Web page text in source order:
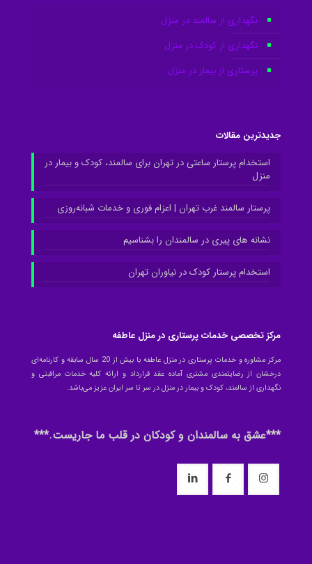
نگهداری از سالمند در منزل
نگهداری از کودک در منزل
پرستاری از بیمار در منزل
جدیدترین مقالات
استخدام پرستار ساعتی در تهران برای سالمند، کودک و بیمار در
منزل
پرستار سالمند غرب تهران | اعزام فوری و خدمات شبانه‌روزی
نشانه های پیری در سالمندان را بشناسیم
استخدام پرستار کودک در نیاوران تهران
مرکز تخصصی خدمات پرستاری در منزل عاطفه
مرکز مشاوره و خدمات پرستاری در منزل عاطفه با بیش از 20 سال سابقه و کارنامه‌ای
درخشان از رضایتمندی مشتری آماده عقد قرارداد و ارائه کلیه خدمات مراقبتی و
نگهداری از سالمند، کودک و بیمار در منزل در سر تا سر ایران عزیز می‌باشد.
***عشق به سالمندان و کودکان در قلب ما جاریست.***